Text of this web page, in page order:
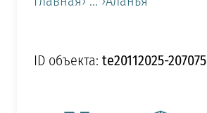
ID объекта: te20112025-207075